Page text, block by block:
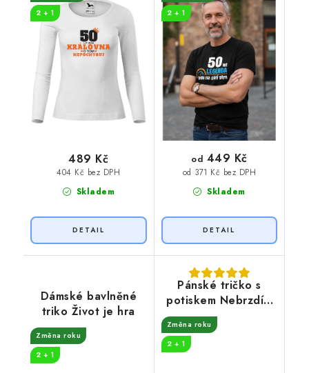
2 + 1
Skladem
404 Kč bez DPH
489 Kč
2 + 1
Skladem
od 371 Kč bez DPH
od 449 Kč
Dámské bavlněné
triko Život je hra
Změna roku
2 + 1
Pánské tričko s
potiskem Nebrzdím
50
Změna roku
2 + 1